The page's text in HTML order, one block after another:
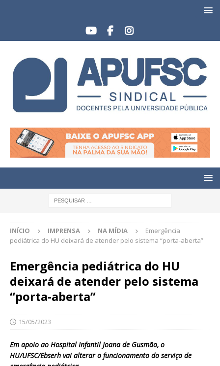
INÍCIO IMPRENSA NA MÍDIA
Emergência
pediátrica do HU deixará de atender pelo sistema “porta-aberta”
Emergência pediátrica do HU
deixará de atender pelo sistema
“porta-aberta”
15/05/2023
Em apoio ao Hospital Infantil Joana de Gusmão, o
HU/UFSC/Ebserh vai alterar o funcionamento do serviço de